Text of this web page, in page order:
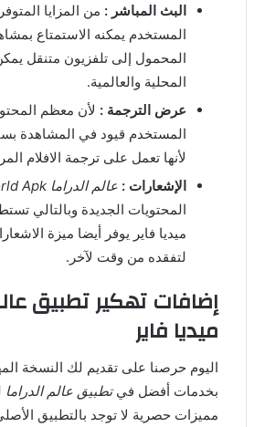
البث المباشر :
المستخدم يمكنه الاستمتاع
المحمول إلى تلفزيون متنقل
المحلية والعالمية.
عرض الترجمة : لأن معظم
المستخدم قيود في المشاهدة
لأنها تعمل على ترجمة الافلام
الإشعارات : عالم الدراما Drama World Apk
ميديا فاير يوفر أيضا ميزة
لتفقده من وقت لآخر.
ميديا فاير
بخدمات أفضل فيتطبيق عالم الدراما
مميزات حصرية لا توجد بالتطبيق